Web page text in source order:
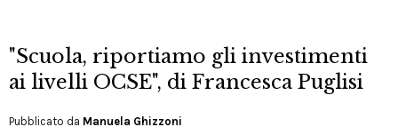
"Scuola, riportiamo gli investimenti
ai livelli OCSE", di Francesca Puglisi
Pubblicato da Manuela Ghizzoni